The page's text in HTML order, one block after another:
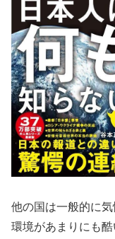
他の国は一般的に
環境があまりにも